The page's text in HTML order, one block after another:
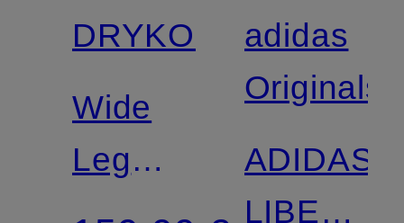
DRYKORN
Wide
Leg
Jeans
adidas
Originals
ADIDAS
LIBERTY